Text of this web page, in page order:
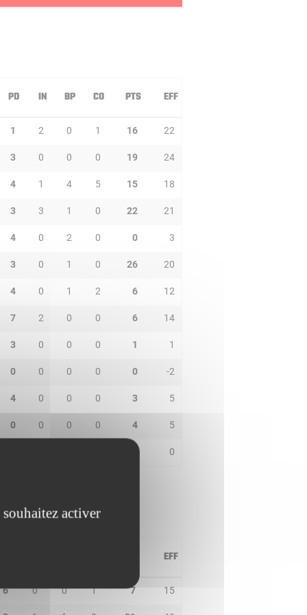
PD IN BP CO PTS EFF
1 2 0 1 16 22
3 0 0 0 19 24
4 1 4 5 15 18
3 3 1 0 22 21
4 0 2 0 0 3
3 0 1 0 26 20
4 0 1 2 6 12
7 2 0 0 6 14
3 0 0 0 1 1
0 0 0 0 0 -2
4 0 0 0 3 5
0 0 0 0 4 5
0
EFF
6 0 0 1 7 15
activer